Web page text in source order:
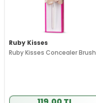
Ruby Kisses
Ruby Kisses Concealer Brush